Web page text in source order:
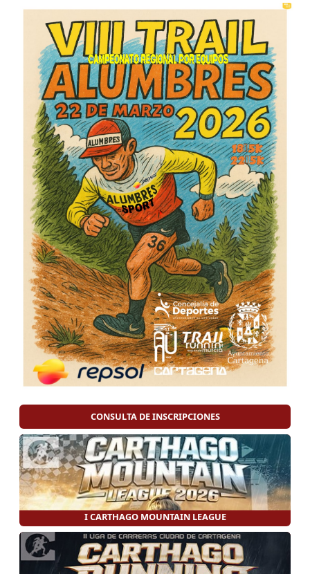
CONSULTA DE INSCRIPCIONES
I CARTHAGO MOUNTAIN LEAGUE